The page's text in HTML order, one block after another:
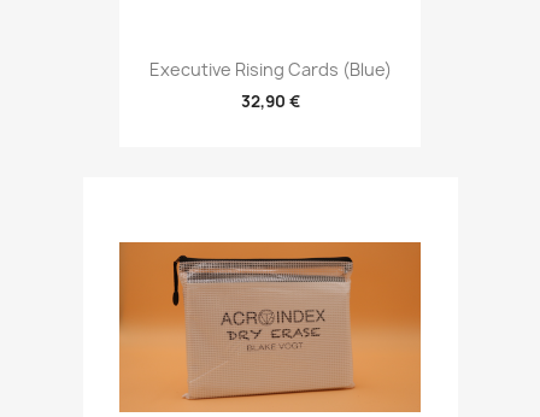
Executive Rising Cards (Blue)
32,90 €